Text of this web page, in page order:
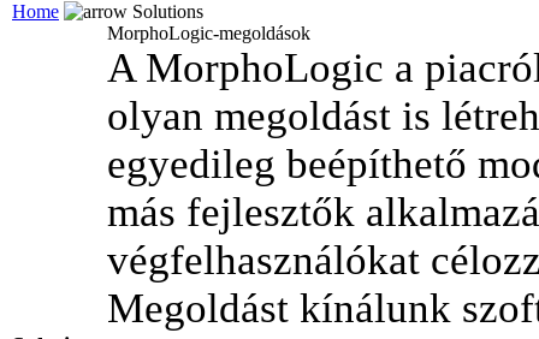
Home
Solutions
MorphoLogic-megoldások
A MorphoLogic a
olyan megoldást is
egyedileg beépíthető
más fejlesztők
végfelhasználókat
Megoldást kínálunk